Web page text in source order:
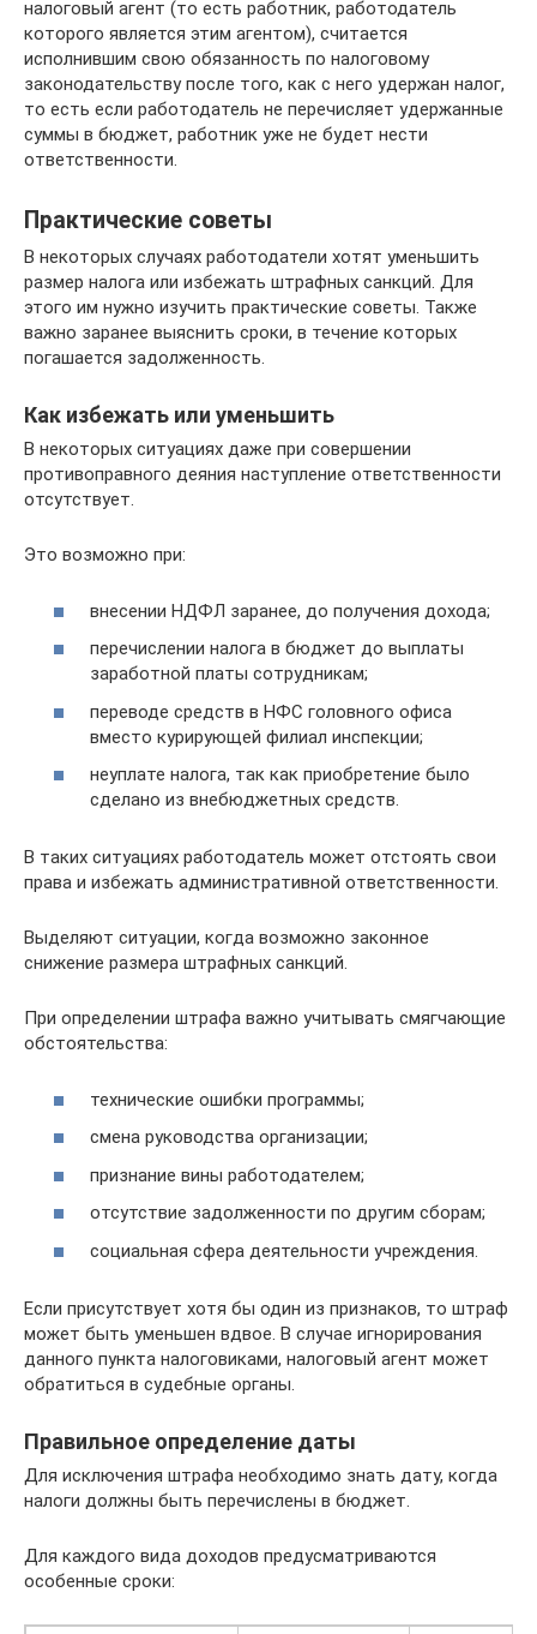
налоговый агент (то есть работник, работодатель
которого является этим агентом), считается
исполнившим свою обязанность по налоговому
законодательству после того, как с него удержан налог,
то есть если работодатель не перечисляет удержанные
суммы в бюджет, работник уже не будет нести
ответственности.
Практические советы
В некоторых случаях работодатели хотят уменьшить
размер налога или избежать штрафных санкций. Для
этого им нужно изучить практические советы. Также
важно заранее выяснить сроки, в течение которых
погашается задолженность.
Как избежать или уменьшить
В некоторых ситуациях даже при совершении
противоправного деяния наступление ответственности
отсутствует.
Это возможно при:
внесении НДФЛ заранее, до получения дохода;
перечислении налога в бюджет до выплаты
заработной платы сотрудникам;
переводе средств в НФС головного офиса
вместо курирующей филиал инспекции;
неуплате налога, так как приобретение было
сделано из внебюджетных средств.
В таких ситуациях работодатель может отстоять свои
права и избежать административной ответственности.
Выделяют ситуации, когда возможно законное
снижение размера штрафных санкций.
При определении штрафа важно учитывать смягчающие
обстоятельства:
технические ошибки программы;
смена руководства организации;
признание вины работодателем;
отсутствие задолженности по другим сборам;
социальная сфера деятельности учреждения.
Если присутствует хотя бы один из признаков, то штраф
может быть уменьшен вдвое. В случае игнорирования
данного пункта налоговиками, налоговый агент может
обратиться в судебные органы.
Правильное определение даты
Для исключения штрафа необходимо знать дату, когда
налоги должны быть перечислены в бюджет.
Для каждого вида доходов предусматриваются
особенные сроки: